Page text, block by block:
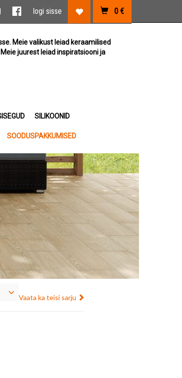
0 €
Lemmikute link
logi sisse
Facebook link
Instagram link
Meie valikust leiad keraamilised
juurest leiad inspiratsiooni ja
SILIKOONID
SOODUSPAKKUMISED
Vaata ka teisi sarju